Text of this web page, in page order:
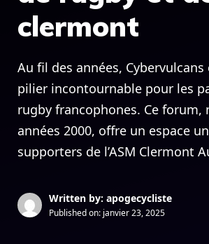
clermont
Au fil des années,
pilier incontournable pour les
rugby francophones. Ce forum,
années 2000, offre un espace
supporters de l’ASM Clermont
Written by: apogecycliste
Published on: janvier 23, 2025